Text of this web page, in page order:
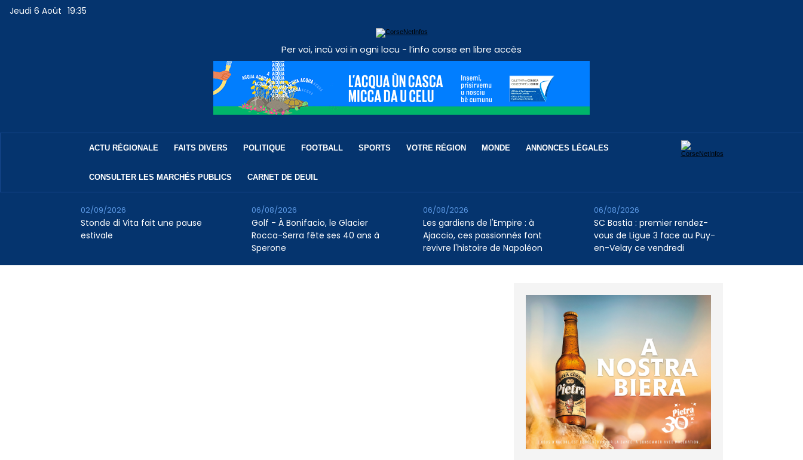
Jeudi 6 Août 19:35
Per voi, incù voi in ogni locu - l’info corse en libre accès
ACTU RÉGIONALE FAITS DIVERS POLITIQUE FOOTBALL SPORTS VOTRE RÉGION MONDE ANNONCES LÉGALES
CONSULTER LES MARCHÉS PUBLICS CARNET DE DEUIL
Stonde di Vita fait une pause
estivale
02/09/2026
Golf - À Bonifacio, le Glacier
Rocca-Serra fête ses 40 ans à
Sperone
06/08/2026
Les gardiens de l'Empire : à
Ajaccio, ces passionnés font
revivre l'histoire de Napoléon
06/08/2026
SC Bastia : premier rendez-
vous de Ligue 3 face au Puy-
en-Velay ce vendredi
06/08/2026